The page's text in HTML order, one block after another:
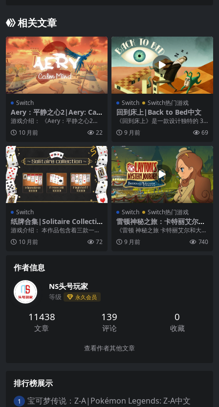
相关文章
Switch
Aery：平静之心2|Aery: Cal
m Mind 2
游戏介绍： 《Aery：平静之心2》
是一种互动游戏体验，旨在放松您
的思想和灵魂。...
10 月前 22
Switch Switch热门游戏
回到床上|Back to Bed中文
《回到床上》是一款设计独特的 3D
梦境解谜游戏。玩家的目的是引导
梦游者 Bob...
9 月前 69
Switch
纸牌合集|Solitaire Collectio
n
游戏介绍： 本作品包含着三款一个
人玩的纸牌游戏“Solitaire”！ 定番
内容...10 月前 72
Switch Switch热门游戏
雷顿神秘之旅：卡特丽艾尔和
大富翁的阴谋DX|Layton’s M
d the Millionaires’ Conspira
《雷顿 神秘之旅 卡特丽艾尔和大富
翁的阴谋》以雷顿教授的女儿卡特
莉艾尔为全新主线...
9 月前 740
作者信息
NS头号玩家
等级 永久会员
11438
文章
139
评论
0
收藏
查看作者其他文章
排行榜展示
1 宝可梦传说：Z-A|Pokémon Legends: Z-A中文